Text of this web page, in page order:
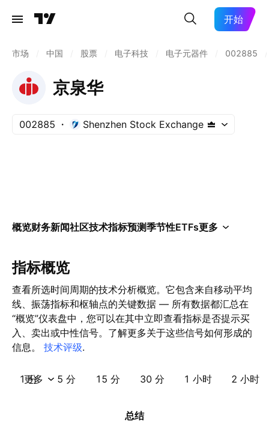
开始
市场 中国 股票 电子科技 电子元器件 002885
京泉华
002885 Shenzhen Stock Exchange
概览财务新闻社区技术指标预测季节性ETFs更多
指标概览
查看所选时间周期的技术分析概览。它包含来自移动平均
线、振荡指标和枢轴点的关键数据 — 所有数据都汇总在
“概览”仪表盘中，您可以在其中立即查看指标是否提示买
入、卖出或中性信号。了解更多关于这些信号如何形成的
信息。 技术评级.
1 分 5 分 15 分 30 分 1 小时 2 小时
更多
总结